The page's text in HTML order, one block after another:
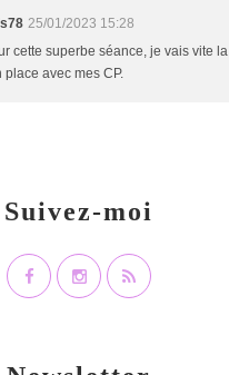
25/01/2023 15:28
cette superbe séance, je vais vite la
place avec mes CP.
Suivez-moi